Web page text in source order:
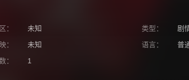
： 未知 类型： 剧
： 未知 语言：
普
： 1